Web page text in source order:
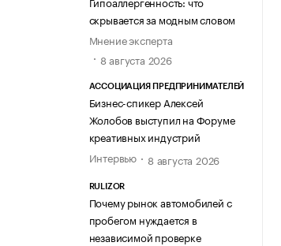
скрывается за модным словом
Мнение эксперта
8 августа 2026
АССОЦИАЦИЯ ПРЕДПРИНИМАТЕЛЕЙ
Бизнес-спикер Алексей
Жолобов выступил на Форуме
креативных индустрий
Интервью
8 августа 2026
RULIZOR
Почему рынок автомобилей с
пробегом нуждается в
независимой проверке